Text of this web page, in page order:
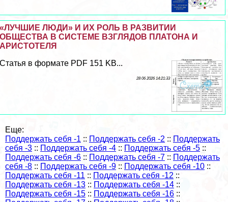
«ЛУЧШИЕ ЛЮДИ» И ИХ РОЛЬ В РАЗВИТИИ
ОБЩЕСТВА В СИСТЕМЕ ВЗГЛЯДОВ ПЛАТОНА И
АРИСТОТЕЛЯ
Статья в формате PDF 151 KB...
28 06 2026 14:21:33
Еще:
Поддержать себя -1 :: Поддержать себя -2 :: Поддержать
себя -3 :: Поддержать себя -4 :: Поддержать себя -5 ::
Поддержать себя -6 :: Поддержать себя -7 :: Поддержать
себя -8 :: Поддержать себя -9 :: Поддержать себя -10 ::
Поддержать себя -11 :: Поддержать себя -12 ::
Поддержать себя -13 :: Поддержать себя -14 ::
Поддержать себя -15 :: Поддержать себя -16 ::